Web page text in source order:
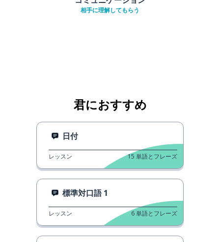
相手に理解してもらう
君におすすめ
日付
レッスン 15 単語とフレーズ
標準対口語 1
レッスン 6単語とフレーズ